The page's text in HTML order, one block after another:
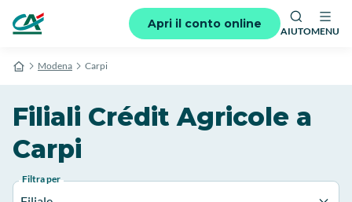
Apri il conto online
AIUTOMENU
Modena Carpi
Filiali Crédit Agricole a
Carpi
Filtra per